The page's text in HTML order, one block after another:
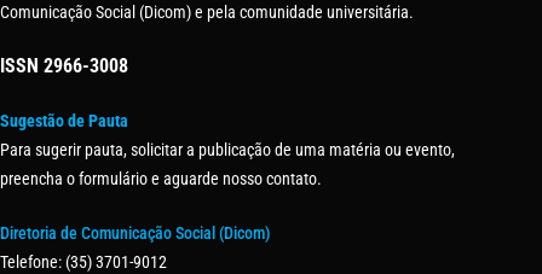
Comunicação Social (Dicom) e pela comunidade universitária.
ISSN 2966-3008
Sugestão de Pauta
Para sugerir pauta, solicitar a publicação de uma matéria ou evento,
preencha o formulário e aguarde nosso contato.
Diretoria de Comunicação Social (Dicom)
Telefone: (35) 3701-9012